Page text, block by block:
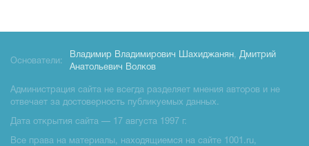
Основатели:
Владимир Владимирович Шахиджанян, Дмитрий
Анатольевич Волков
Администрация сайта не всегда разделяет мнения авторов и не
отвечает за достоверность публикуемых данных.
Дата открытия сайта — 17 августа 1997 г.
Все права на материалы, находящиемся на сайте 1001.ru,